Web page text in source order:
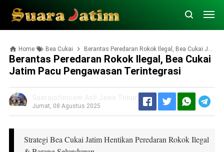
Home Bea Cukai Berantas Peredaran Rokok Ilegal, Bea Cukai Jatim Pacu Pengawasan Terintegrasi
Berantas Peredaran Rokok Ilegal, Bea Cukai
Jatim Pacu Pengawasan Terintegrasi
Jumat, 08 Agustus 2025
Strategi Bea Cukai Jatim Hentikan Peredaran Rokok Ilegal